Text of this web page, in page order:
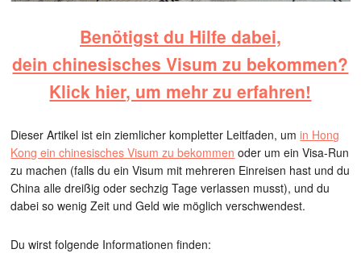
Benötigst du Hilfe dabei,
dein chinesisches Visum zu bekommen?
Klick hier, um mehr zu erfahren!
Dieser Artikel ist ein ziemlicher kompletter Leitfaden, umin Hong
Kong ein chinesisches Visum zu bekommen oder um ein Visa-Run
zu machen (falls du ein Visum mit mehreren Einreisen hast und du
China alle dreißig oder sechzig Tage verlassen musst), und du
dabei so wenig Zeit und Geld wie möglich verschwendest.
Du wirst folgende Informationen finden: